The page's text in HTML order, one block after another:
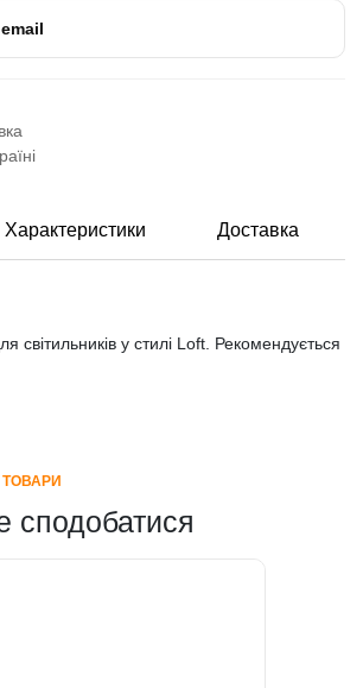
Характеристики Доставка
світильників у стилі Loft. Рекомендується
сподобатися